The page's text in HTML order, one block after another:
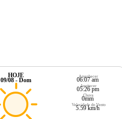
HOJE
09/08 - Dom
Amanhecer
06:07 am
Anoitecer
05:26 pm
Chuva
0mm
Velocidade do Vento
5.59 km/h